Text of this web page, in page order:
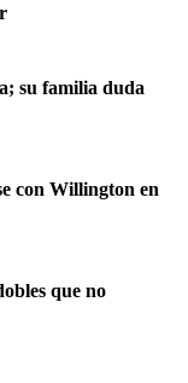
su familia duda
con Willington en
que no